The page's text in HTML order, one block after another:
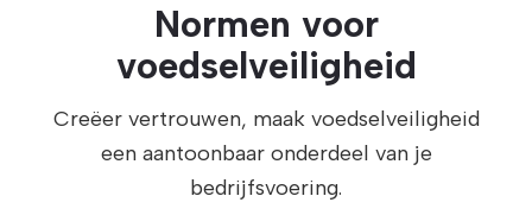
Normen voor
voedselveiligheid
Creëer vertrouwen, maak voedselveiligheid
een aantoonbaar onderdeel van je
bedrijfsvoering.